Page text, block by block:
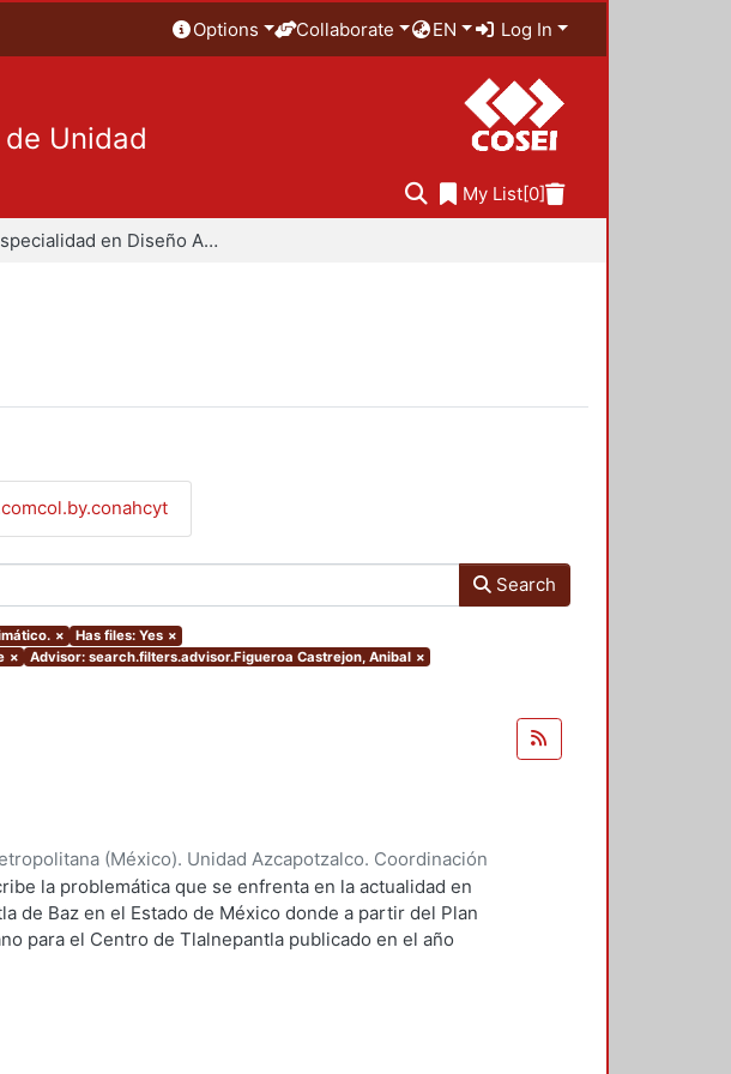
Options Collaborate EN Log In
Unidad
My List[0]
Especialidad en Diseño Ambiental
Search
× Has files: Yes ×
× Advisor: search.filters.advisor.Figueroa Castrejon, Anibal ×
(México). Unidad Azcapotzalco. Coordinación
,2018-09)Borjes Flores, Enya Kassandra;Díaz
la problemática que se enfrenta en la actualidad en
de Baz en el Estado de México donde a partir del Plan
para el Centro de Tlalnepantla publicado en el año